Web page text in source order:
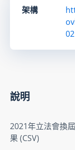
架構
說明
2021年立法會換
果 (CSV)